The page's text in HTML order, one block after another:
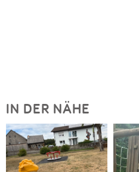
IN DER NÄHE